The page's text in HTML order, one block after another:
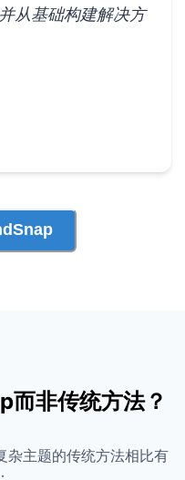
从基础构建解决方
非传统方法？
杂主题的传统方法相比有